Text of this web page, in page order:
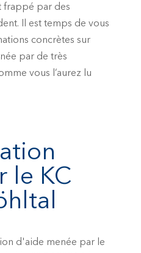
frappé par des
Il est temps de vous
concrètes sur
par de très
vous l’aurez lu
le KC
d'aide menée par le